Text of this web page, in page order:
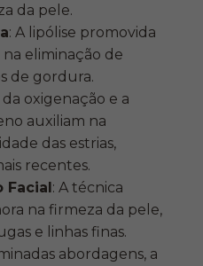
da pele.
: A lipólise promovida
eliminação de
de gordura.
oxigenação e a
auxiliam na
das estrias,
recentes.
Facial: A técnica
na firmeza da pele,
e linhas finas.
abordagens, a